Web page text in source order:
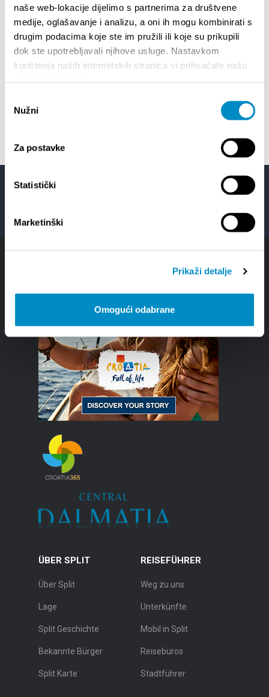
naše web-lokacije dijelimo s partnerima za društvene
medije, oglašavanje i analizu, a oni ih mogu kombinirati s
drugim podacima koje ste im pružili ili koje su prikupili
dok ste upotrebljavali njihove usluge. Nastavkom
korištenja naših internetskih stranica vi prihvaćate našu
pristanka
Nužni
Za postavke
Statistički
Marketinški
Prikaži detalje
Omogući odabrane
18.06.26- 24.09.26
15th SUMMER CHARMS OF CLASSICAL
MUSIC
ÜBER SPLIT
Über Split
Lage
Split Geschichte
Bekannte Bürger
Split Karte
REISEFÜHRER
Weg zu uns
Unterkünfte
Mobil in Split
Reisebüros
Stadtführer